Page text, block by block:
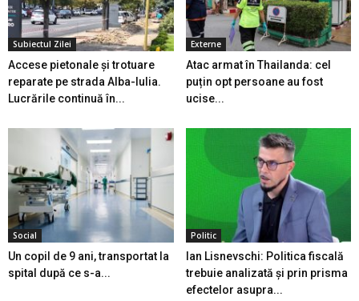
Subiectul Zilei
Accese pietonale și trotuare
reparate pe strada Alba-Iulia.
Lucrările continuă în...
Externe
Atac armat în Thailanda: cel
puțin opt persoane au fost
ucise...
Social
Un copil de 9 ani, transportat la
spital după ce s-a...
Politic
Ian Lisnevschi: Politica fiscală
trebuie analizată și prin prisma
efectelor asupra...